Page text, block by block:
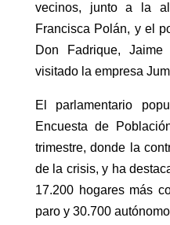
vecinos, junto a la
Francisca Polán, y el
Don Fadrique,
visitado la empresa
El parlamentario
Encuesta de
trimestre, donde la
de la crisis, y ha
17.200 hogares más
paro y 30.700